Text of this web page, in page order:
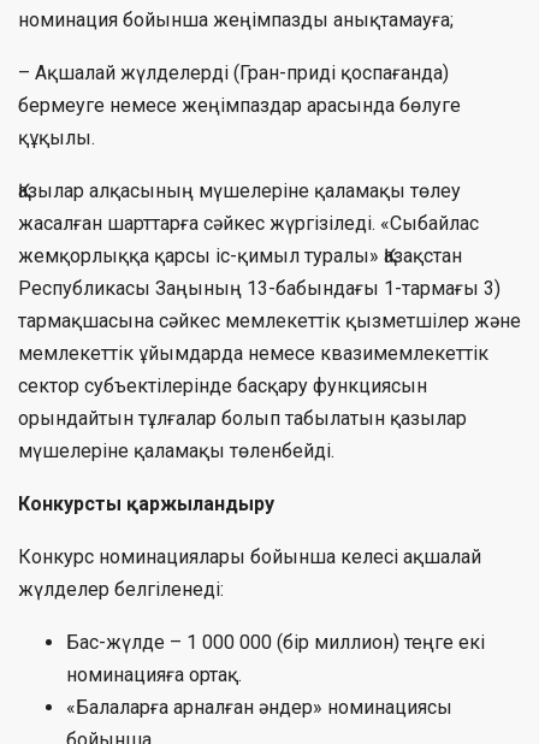
номинация бойынша жеңімпазды анықтамауға;
– Ақшалай жүлделерді (Гран-приді қоспағанда)
бермеуге немесе жеңімпаздар арасында бөлуге
құқылы.
Қазылар алқасының мүшелеріне қаламақы төлеу
жасалған шарттарға сәйкес жүргізіледі. «Сыбайлас
жемқорлыққа қарсы іс-қимыл туралы» Қазақстан
Республикасы Заңының 13-бабындағы 1-тармағы 3)
тармақшасына сәйкес мемлекеттік қызметшілер және
мемлекеттік ұйымдарда немесе квазимемлекеттік
сектор субъектілерінде басқару функциясын
орындайтын тұлғалар болып табылатын қазылар
мүшелеріне қаламақы төленбейді.
Конкурсты қаржыландыру
Конкурс номинациялары бойынша келесі ақшалай
жүлделер белгіленеді:
Бас-жүлде – 1 000 000 (бір миллион) теңге екі
номинацияға ортақ.
«Балаларға арналған әндер» номинациясы
бойынша